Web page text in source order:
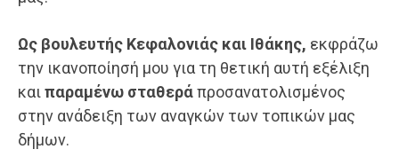
Ως βουλευτής Κεφαλονιάς και Ιθάκης, εκφράζω
την ικανοποίησή μου για τη θετική αυτή εξέλιξη
καιπαραμένω σταθεράπροσανατολισμένος
στην ανάδειξη των αναγκών των τοπικών μας
δήμων.